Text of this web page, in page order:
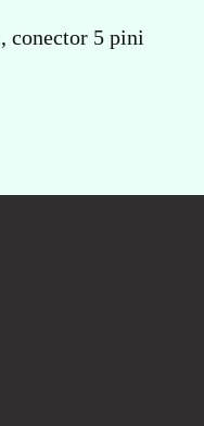
conector 5 pini